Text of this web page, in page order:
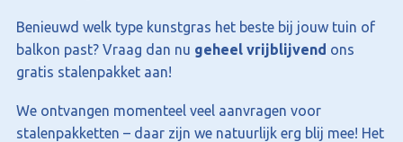
Benieuwd welk type kunstgras het beste bij jouw tuin of
balkon past? Vraag dan nu geheel vrijblijvend ons
gratis stalenpakket aan!
We ontvangen momenteel veel aanvragen voor
stalenpakketten – daar zijn we natuurlijk erg blij mee! Het